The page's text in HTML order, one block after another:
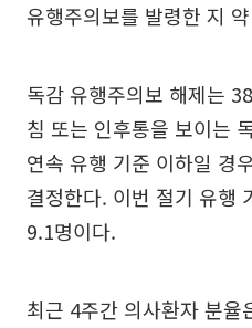
유행주의보를 발령한 지
독감 유행주의보 해제는
침 또는 인후통을 보이는
연속 유행 기준 이하일 경
결정한다. 이번 절기 유행
9.1명이다.
최근 4주간 의사환자 분